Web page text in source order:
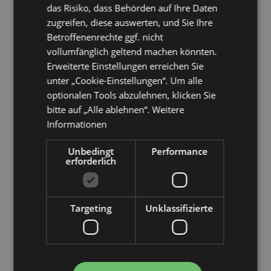
Stift[2003]
Kreiskrankenhaus
Emmendingen
KSM Castings GmbH[2003]
Kühne + Nagel AG & Co KG Kuna & Co KG
Kurt Viebranz Verlag GmbH
KVG Quartz Crytal Technology
GmbH[2003]
L'OREAL GmbH [2003] L'OREAL Produktion GmbH
Laborunion Prof. Höll & Co.
[2003]
Laempe & Moessner
Landesanstalt Umwelt und
Naturschutz BW[2003]
Landeshauptstadt Erfurt[2003]
Landgesellschaft Sachsen-
[2003]
Landkreis Marburg-Biedenkopf
Langheinrich Weberei Ausrüstung
GmbH[2003]
LANtana GmbH[2003]
Läpple Blechverarbeitung GmbH
[2003]
Lebenshilfe Braunschweig
gGmbH[2003]
Lebenshilfe Nienburg gGmbH
[2003]
Behinderte gGmbH
das Risiko, dass Behörden auf Ihre Daten
zugreifen, diese auswerten, und Sie Ihre
Betroffenenrechte ggf. nicht
vollumfänglich geltend machen könnten.
Erweiterte Einstellungen erreichen Sie
unter „Cookie-Einstellungen“. Um alle
optionalen Tools abzulehnen, klicken Sie
bitte auf „Alle ablehnen“.Weitere
Informationen
Unbedingt
erforderlich
Performance
Targeting Unklassifizierte